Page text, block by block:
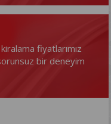
fiyatlarımız
bir deneyim